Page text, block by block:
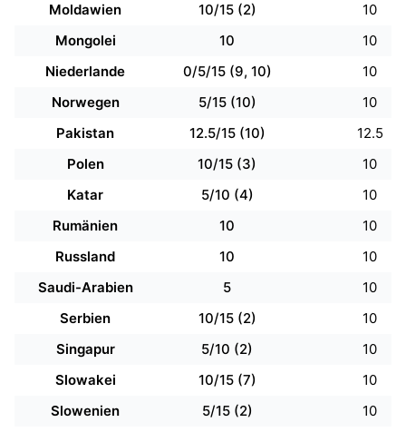
Moldawien
10/15 (2)
10
Mongolei
10
10
Niederlande
0/5/15 (9, 10)
10
Norwegen
5/15 (10)
10
Pakistan
12.5/15 (10)
12.5
Polen
10/15 (3)
10
Katar
5/10 (4)
10
Rumänien
10
10
Russland
10
10
Saudi-Arabien
5
10
Serbien
10/15 (2)
10
Singapur
5/10 (2)
10
Slowakei
10/15 (7)
10
Slowenien
5/15 (2)
10